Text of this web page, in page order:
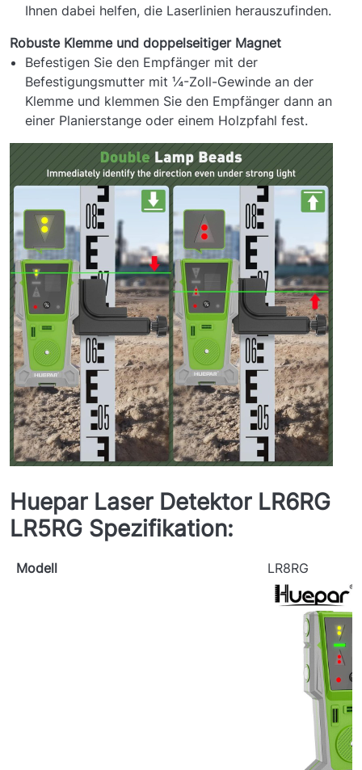
Ihnen dabei helfen, die Laserlinien herauszufinden.
Robuste Klemme und doppelseitiger Magnet
Befestigen Sie den Empfänger mit der
Befestigungsmutter mit ¼-Zoll-Gewinde an der
Klemme und klemmen Sie den Empfänger dann an
einer Planierstange oder einem Holzpfahl fest.
Huepar Laser Detektor LR6RG
LR5RG Spezifikation:
Modell LR8RG